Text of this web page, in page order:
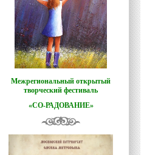
Межрегиональный открытый
творческий фестиваль
«СО-РАДОВАНИЕ»